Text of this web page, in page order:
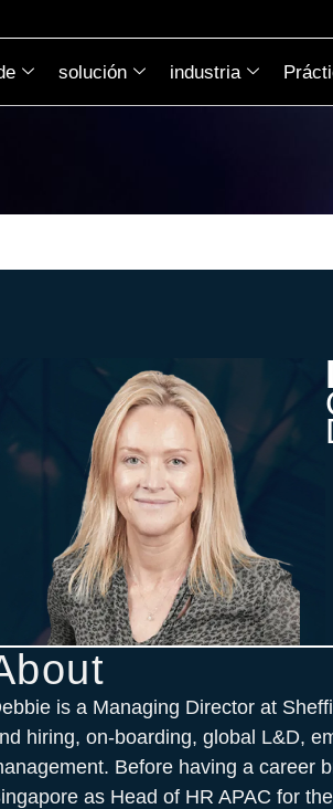
solución industria
is a Managing Director at
hiring, on-boarding, global L&D,
Before having a career
as Head of HR APAC for